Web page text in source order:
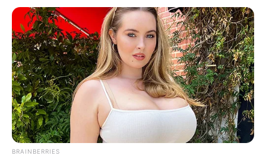
Άντρας άφησε την τελευταία του πνοή σε
παραλία κοντά στη Χαλκίδα
Ακολουθήστε το evianews.com στοGoogle
News
ΤΑ ΠΙΟ ΔΗΜΟΦΙΛΗ
BRAINBERRIES